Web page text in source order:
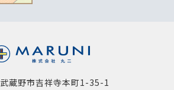
蔵野市吉祥寺本町1-35-1